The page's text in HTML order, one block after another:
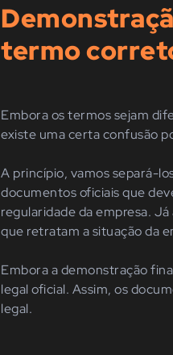
termo
Embora os termos sejam
existe uma certa confusão
A princípio, vamos separá-
documentos oficiais que
regularidade da empresa.
que retratam a situação da
Embora a demonstração
legal oficial. Assim, os
legal.